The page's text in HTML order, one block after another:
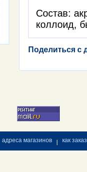
Состав:
коллоид,
Поделиться с
адреса магазинов как